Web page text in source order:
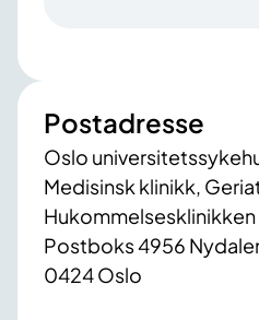
Postadresse
Oslo
Medisinsk klinikk,
Hukommelsesklinikken
Postboks 4956
0424 Oslo